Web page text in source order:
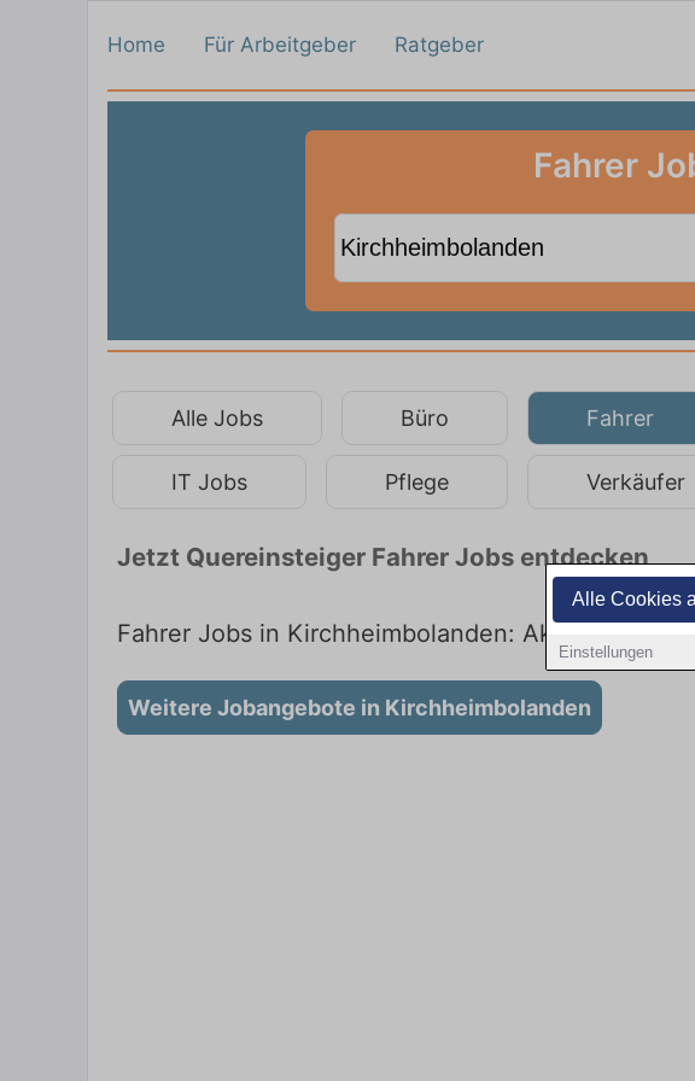
Alle Cookies
Einstellungen
Home Für Arbeitgeber Ratgeber
Fahrer
Alle Jobs Büro Fahrer
IT Jobs Pflege Verkäufer
Jetzt Quereinsteiger Fahrer Jobs entdecken
Fahrer Jobs in Kirchheimbolanden: Aktuell gibt
Weitere Jobangebote in Kirchheimbolanden